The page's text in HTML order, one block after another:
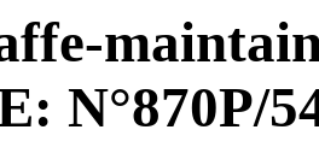
N°870P/